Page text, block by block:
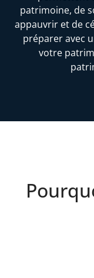
patrimoine, de
appauvrir et de
préparer avec
votre